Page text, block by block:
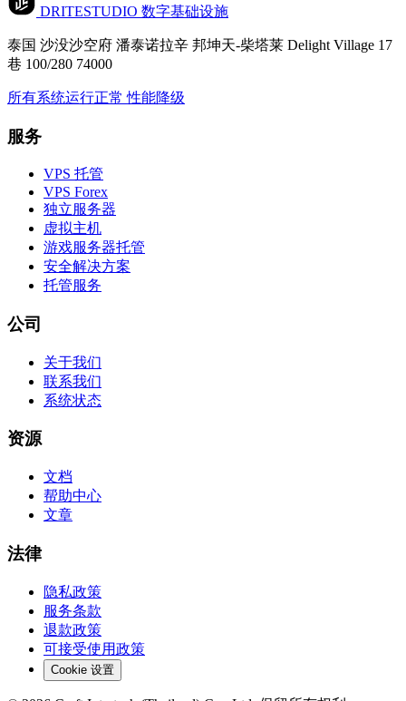
DRITESTUDIO 数字基础设施
泰国 沙没沙空府 潘泰诺拉辛 邦坤天-柴塔莱 Delight Village 17
巷 100/280 74000
所有系统运行正常 性能降级
服务
VPS 托管
VPS Forex
独立服务器
虚拟主机
游戏服务器托管
安全解决方案
托管服务
公司
关于我们
联系我们
系统状态
资源
文档
帮助中心
文章
法律
隐私政策
服务条款
退款政策
可接受使用政策
Cookie 设置